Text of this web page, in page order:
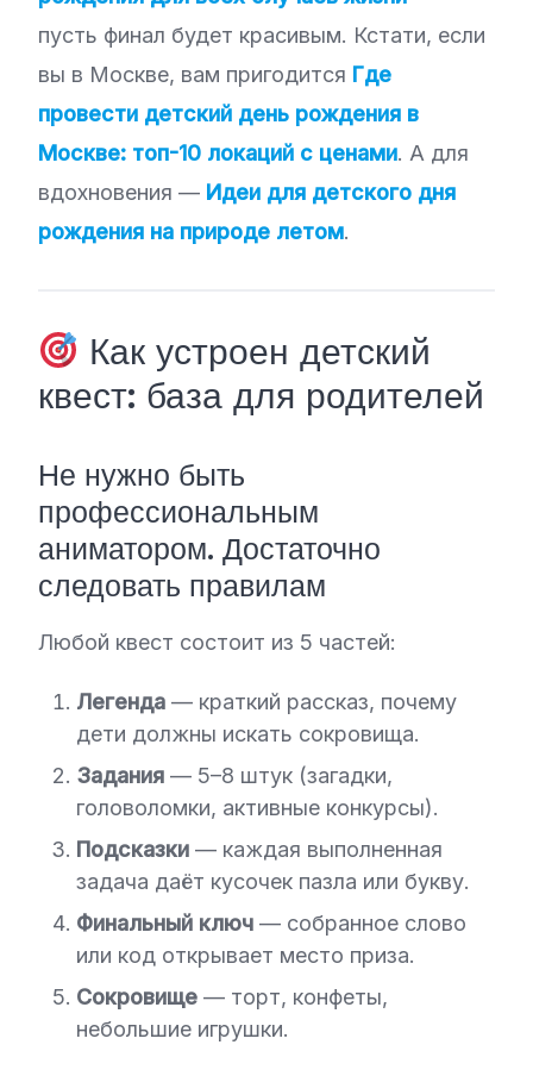
пусть финал будет красивым. Кстати, если
вы в Москве, вам пригодится Где
провести детский день рождения в
Москве: топ-10 локаций с ценами. А для
вдохновения — Идеи для детского дня
рождения на природе летом.
Как устроен детский
квест: база для родителей
Не нужно быть
профессиональным
аниматором. Достаточно
следовать правилам
Любой квест состоит из 5 частей:
Легенда — краткий рассказ, почему
дети должны искать сокровища.
Задания — 5–8 штук (загадки,
головоломки, активные конкурсы).
Подсказки — каждая выполненная
задача даёт кусочек пазла или букву.
Финальный ключ — собранное слово
или код открывает место приза.
Сокровище — торт, конфеты,
небольшие игрушки.